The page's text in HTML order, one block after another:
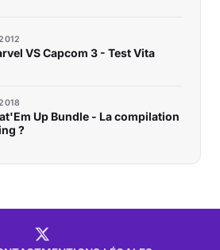
VS Capcom 3 - Test Vita
Up Bundle - La compilation
?